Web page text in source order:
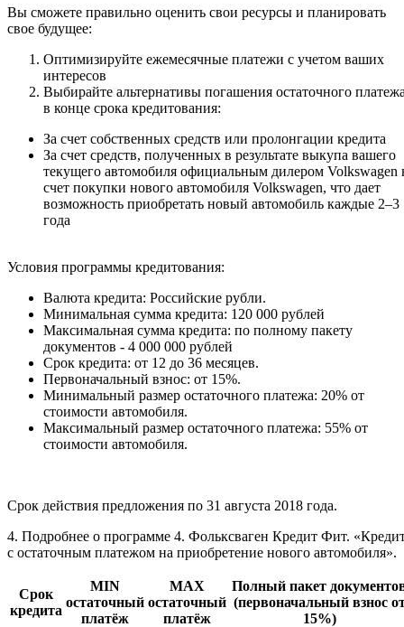
Вы сможете правильно оценить свои ресурсы и планировать
свое будущее:
Оптимизируйте ежемесячные платежи с учетом ваших
интересов
Выбирайте альтернативы погашения остаточного
в конце срока кредитования:
За счет собственных средств или пролонгации кредита
За счет средств, полученных в результате выкупа вашего
текущего автомобиля официальным дилером Volkswagen
счет покупки нового автомобиля Volkswagen, что дает
возможность приобретать новый автомобиль каждые 2–3
года
Условия программы кредитования:
Валюта кредита: Российские рубли.
Минимальная сумма кредита: 120 000 рублей
Максимальная сумма кредита: по полному пакету
документов - 4 000 000 рублей
Срок кредита: от 12 до 36 месяцев.
Первоначальный взнос: от 15%.
Минимальный размер остаточного платежа: 20% от
стоимости автомобиля.
Максимальный размер остаточного платежа: 55% от
стоимости автомобиля.
Срок действия предложения по 31 августа 2018 года.
4. Подробнее о программе 4. Фольксваген Кредит Фит.
с остаточным платежом на приобретение нового автомобиля».
Срок
кредита
MIN
остаточный
платёж
MAX
остаточный
платёж
Полный пакет
(первоначальный взнос
15%)